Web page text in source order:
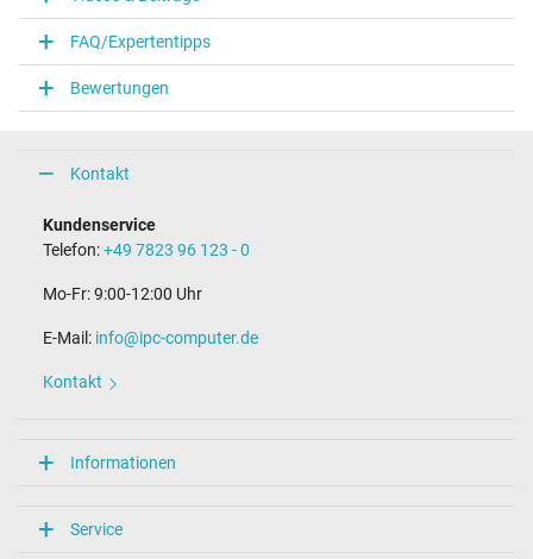
Notebook Stecker
Steckertyp / -form
rund / 90° abgewinkelt
Steckerlänge (mm)
10,0 mm
4,5 mm / 2,9 mm
Länge Anschlusskabel (m) (ca.)
1.75 m
Maße
Länge / Breite / Höhe
Überlast-, kurzschluss- und überhitzungsgeschützt
CCC
FAQ/Expertentipps
Bewertungen
Kontakt
Kundenservice
Telefon:+49 7823 96 123 - 0
Mo-Fr: 9:00-12:00 Uhr
E-Mail: info@ipc-computer.de
Kontakt
Informationen
Service